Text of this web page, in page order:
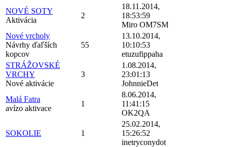
NOVÉ SOTY
Aktivácia
2
18.11.2014,
18:53:59
Miro OM7SM
Nové vrcholy
Návrhy ďaľších
kopcov
55
13.10.2014,
10:10:53
etuzufippaha
STRÁŽOVSKÉ
VRCHY
Nové aktivácie
3
1.08.2014,
23:01:13
JohnnieDet
Malá Fatra
avízo aktivace
1
8.06.2014,
11:41:15
OK2QA
SOKOLIE 1
25.02.2014,
15:26:52
inetryconydot